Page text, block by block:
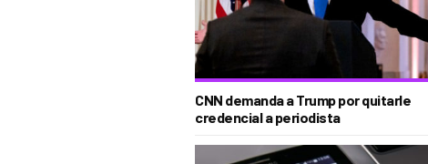
CNN demanda a Trump por quitarle
credencial a periodista